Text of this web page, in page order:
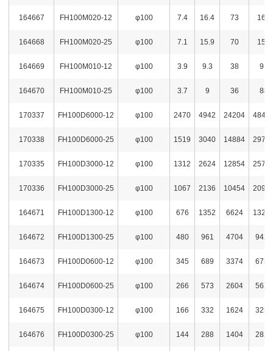
164667 FH100M020-12 φ100 7.4 16.4 73 161
164668 FH100M020-25 φ100 7.1 15.9 70 156
164669 FH100M010-12 φ100 3.9 9.3 38 91
164670 FH100M010-25 φ100 3.7 9 36 88
170337 FH100D6000-12 φ100 2470 4942 24204
170338 FH100D6000-25 φ100 1519 3040 14884
170335 FH100D3000-12 φ100 1312 2624 12854
170336 FH100D3000-25 φ100 1067 2136 10454
164671 FH100D1300-12 φ100 676 1352 6624
164672 FH100D1300-25 φ100 480 961 4704 9424
164673 FH100D0600-12 φ100 345 689 3374 6754
164674 FH100D0600-25 φ100 266 573 2604 5624
164675 FH100D0300-12 φ100 166 332 1624 3254
164676 FH100D0300-25 φ100 144 288 1404 2824